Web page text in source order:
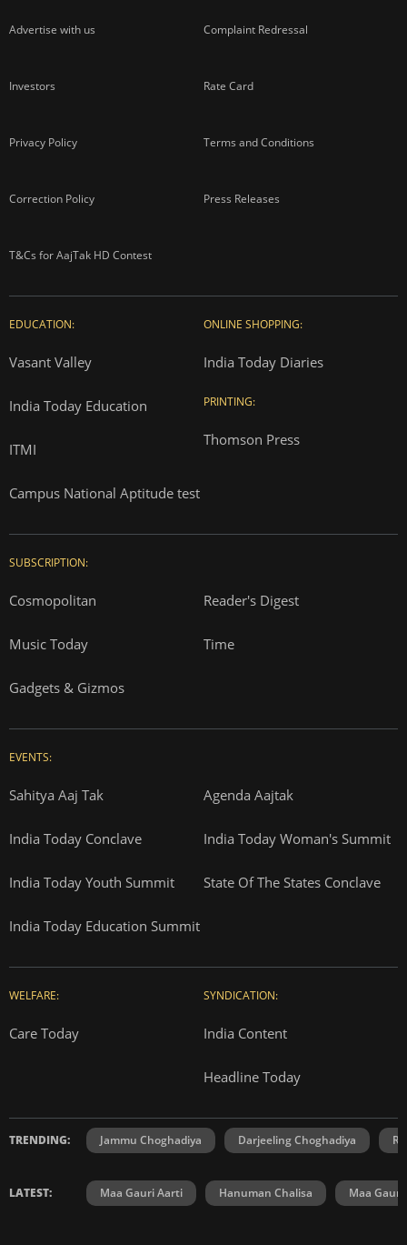
Advertise with us Complaint Redressal
Investors Rate Card
Privacy Policy Terms and Conditions
Correction Policy Press Releases
T&Cs for AajTak HD Contest
EDUCATION:
Vasant Valley
India Today Education
ITMI
Campus National Aptitude test
ONLINE SHOPPING:
India Today Diaries
PRINTING:
Thomson Press
SUBSCRIPTION:
Cosmopolitan Reader's Digest
Music Today Time
Gadgets & Gizmos
EVENTS:
Sahitya Aaj Tak Agenda Aajtak
India Today Conclave India Today Woman's Summit
India Today Youth Summit State Of The States Conclave
India Today Education Summit
WELFARE:
Care Today
SYNDICATION:
India Content
Headline Today
TRENDING: Jammu Choghadiya Darjeeling Choghadiya
LATEST: Maa Gauri Aarti Hanuman Chalisa Maa Gauri